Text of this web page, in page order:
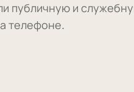
публичную и
телефоне.